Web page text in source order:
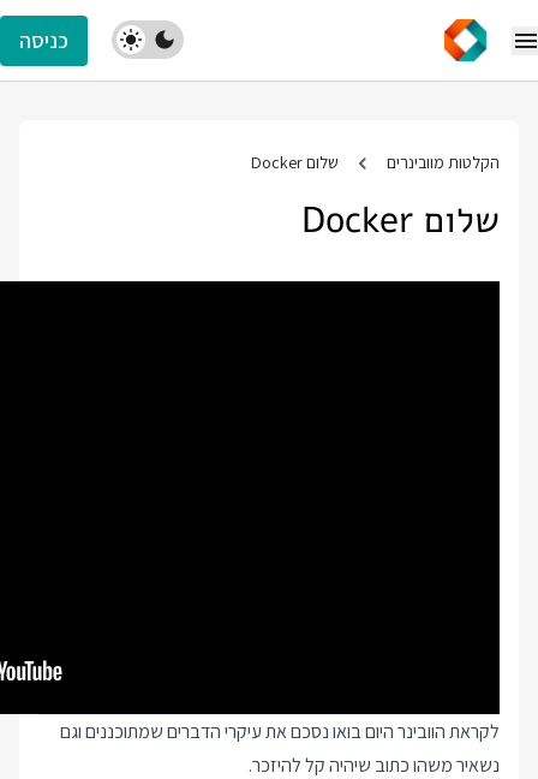
כניסה
הקלטות מוובינרים שלום Docker
שלום Docker
לקראת הוובינר היום בואו נסכם את עיקרי הדברים שמתוכננים וגם
נשאיר משהו כתוב שיהיה קל להיזכר.